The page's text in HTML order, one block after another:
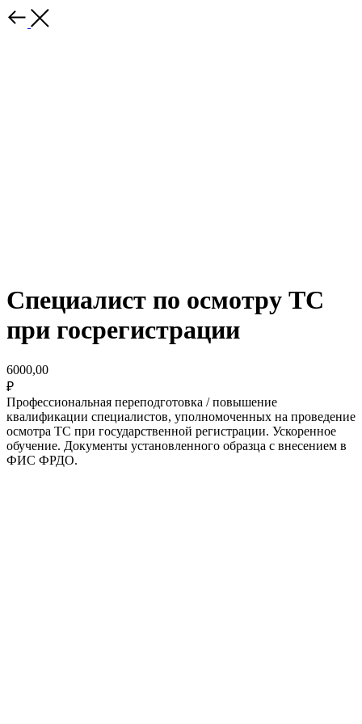
Специалист по осмотру ТС
при госрегистрации
6000,00
₽
Профессиональная переподготовка / повышение
квалификации специалистов, уполномоченных на проведение
осмотра ТС при государственной регистрации. Ускоренное
обучение. Документы установленного образца с внесением в
ФИС ФРДО.